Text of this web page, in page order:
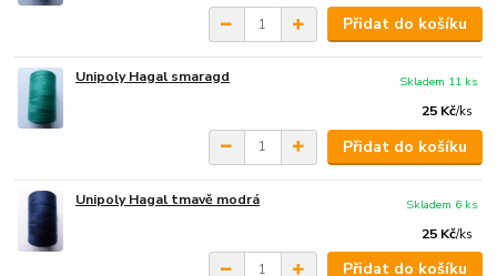
Přidat do košíku
Unipoly Hagal smaragd
25 Kč/ks
Skladem 11 ks
Přidat do košíku
Unipoly Hagal tmavě modrá
25 Kč/ks
Skladem 6 ks
Přidat do košíku